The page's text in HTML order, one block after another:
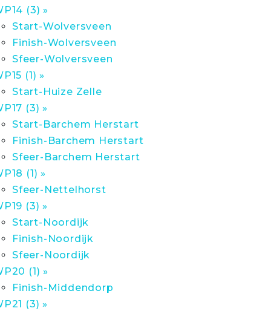
(3) »
Start-Wolversveen
Finish-Wolversveen
Sfeer-Wolversveen
(1) »
Start-Huize Zelle
(3) »
Start-Barchem Herstart
Finish-Barchem Herstart
Sfeer-Barchem Herstart
(1) »
Sfeer-Nettelhorst
(3) »
Start-Noordijk
Finish-Noordijk
Sfeer-Noordijk
(1) »
Finish-Middendorp
(3) »